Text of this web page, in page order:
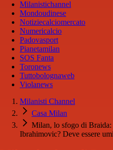
Milanistichannel
Mondoudinese
Notiziecalciomercato
Numericalcio
Padovasport
Pianetamilan
SOS Fanta
Toronews
Tuttobolognaweb
Violanews
Milanisti Channel
Casa Milan
Milan, lo sfogo di
Ibrahimovic? Deve essere